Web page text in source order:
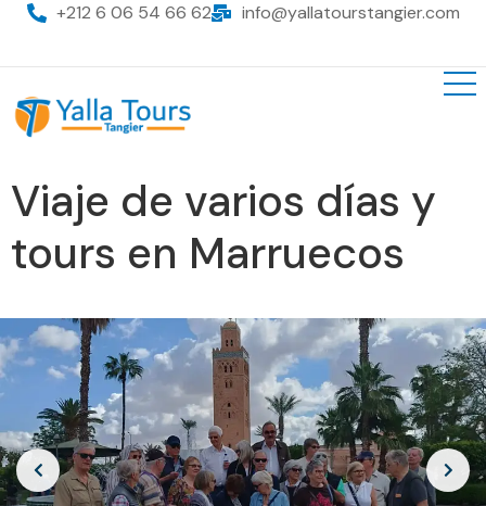
+212 6 06 54 66 62 info@yallatourstangier.com
Viaje de varios días y
tours en Marruecos